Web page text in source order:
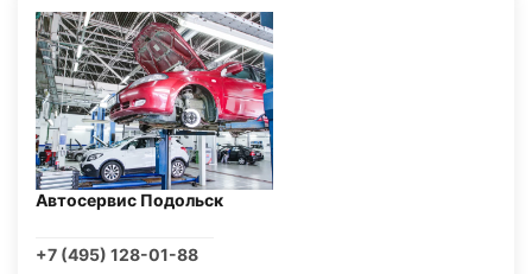
Автосервис Подольск
+7 (495) 128-01-88